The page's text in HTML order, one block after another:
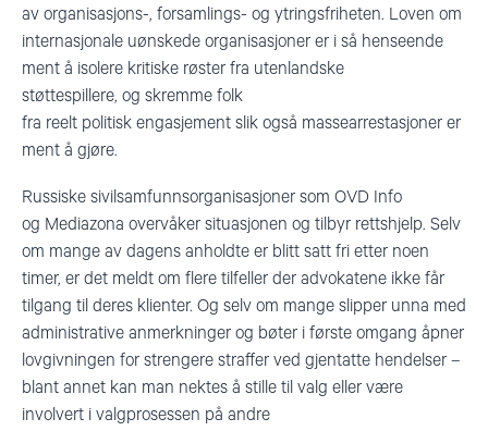
av organisasjons-, forsamlings- og ytringsfriheten. Loven om
internasjonale uønskede organisasjoner er i så henseende
ment å isolere kritiske røster fra utenlandske
støttespillere, og skremme folk
fra reelt politisk engasjement slik også massearrestasjoner er
ment å gjøre.
Russiske sivilsamfunnsorganisasjoner som OVD Info
og Mediazona overvåker situasjonen og tilbyr rettshjelp. Selv
om mange av dagens anholdte er blitt satt fri etter noen
timer, er det meldt om flere tilfeller der advokatene ikke får
tilgang til deres klienter. Og selv om mange slipper unna med
administrative anmerkninger og bøter i første omgang åpner
lovgivningen for strengere straffer ved gjentatte hendelser –
blant annet kan man nektes å stille til valg eller være
involvert i valgprosessen på andre